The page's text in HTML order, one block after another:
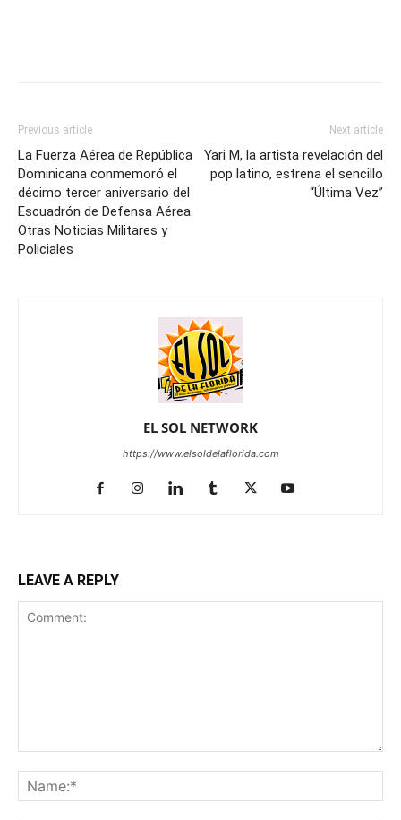
Previous article
La Fuerza Aérea de República
Dominicana conmemoró el
décimo tercer aniversario del
Escuadrón de Defensa Aérea.
Otras Noticias Militares y
Policiales
Next article
Yari M, la artista revelación del
pop latino, estrena el sencillo
“Última Vez”
EL SOL NETWORK
https://www.elsoldelaflorida.com
LEAVE A REPLY